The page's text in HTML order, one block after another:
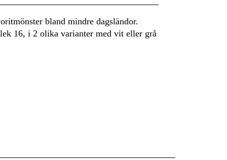
bland mindre dagsländor.
16, i 2 olika varianter med vit eller grå